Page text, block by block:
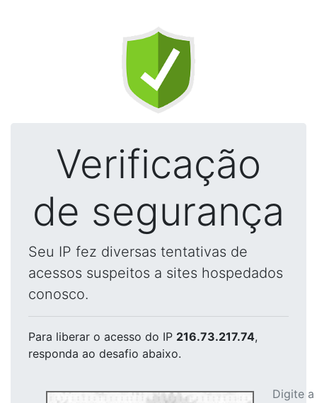
Verificação
de segurança
Seu IP fez diversas tentativas de
acessos suspeitos a sites hospedados
conosco.
Para liberar o acesso do IP 216.73.217.74,
responda ao desafio abaixo.
Digite